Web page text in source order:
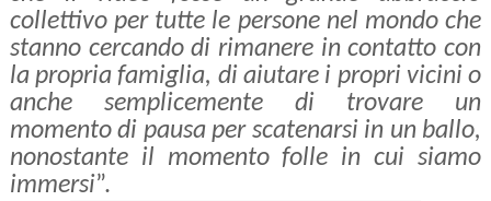
collettivo per tutte le persone nel mondo che
stanno cercando di rimanere in contatto con
la propria famiglia, di aiutare i propri vicini o
anche semplicemente di trovare un
momento di pausa per scatenarsi in un ballo,
nonostante il momento folle in cui siamo
immersi”.